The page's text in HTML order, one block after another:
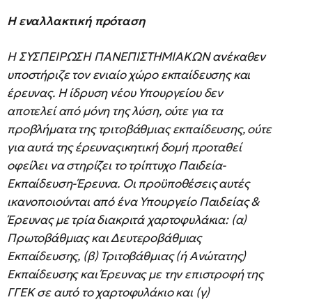
Η εναλλακτική πρόταση
Η ΣΥΣΠΕΙΡΩΣΗ ΠΑΝΕΠΙΣΤΗΜΙΑΚΩΝ ανέκαθεν
υποστήριζε τον ενιαίο χώρο εκπαίδευσης και
έρευνας. Η ίδρυση νέου Υπουργείου δεν
αποτελεί από μόνη της λύση, ούτε για τα
προβλήματα της τριτοβάθμιας εκπαίδευσης, ούτε
για αυτά της έρευναςικητική δομή προταθεί
οφείλει να στηρίζει το τρίπτυχο Παιδεία-
Εκπαίδευση-Έρευνα. Οι προϋποθέσεις αυτές
ικανοποιούνται από ένα Υπουργείο Παιδείας &
Έρευνας με τρία διακριτά χαρτοφυλάκια: (α)
Πρωτοβάθμιας και Δευτεροβάθμιας
Εκπαίδευσης, (β) Τριτοβάθμιας (ή Ανώτατης)
Εκπαίδευσης και Έρευνας με την επιστροφή της
ΓΓΕΚ σε αυτό το χαρτοφυλάκιο και (γ)